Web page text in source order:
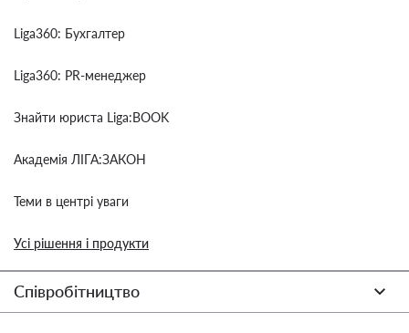
Liga360: Бухгалтер
Liga360: PR-менеджер
Знайти юриста Liga:BOOK
Академія ЛІГА:ЗАКОН
Теми в центрі уваги
Усі рішення і продукти
Співробітництво